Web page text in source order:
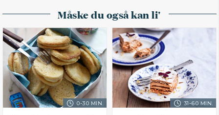
Måske du også kan li'
0-30 MIN. 31-60 MIN.